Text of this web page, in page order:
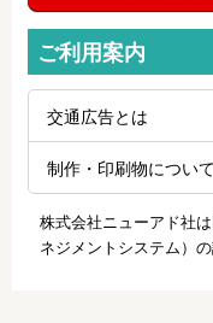
ご利用案内
交通広告とは
制作・印刷物について
株式会社ニューアド社
ネジメントシステム）